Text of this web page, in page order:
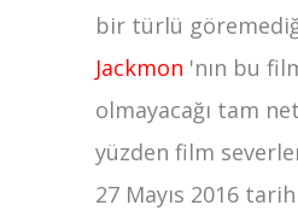
bir türlü
Jackmon 'nın bu
olmayacağı tam
yüzden film
27 Mayıs 2016